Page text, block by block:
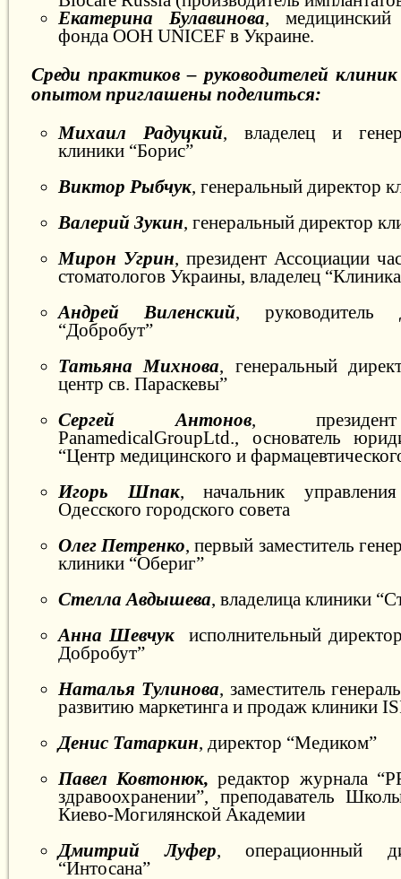
Екатерина Булавинова, медицинский
фонда ООН UNICEF в Украине.
Среди практиков – руководителей
опытом приглашены поделиться:
Михаил Радуцкий, владелец и
клиники “Борис”
Виктор Рыбчук, генеральный директор
Валерий Зукин, генеральный директор
Мирон Угрин, президент Ассоциации
стоматологов Украины, владелец
Андрей Виленский, руководитель
“Добробут”
Татьяна Михнова, генеральный
центр св. Параскевы”
Сергей Антонов,
PanamedicalGroupLtd., основатель
“Центр медицинского и
Игорь Шпак, начальник управления
Одесского городского совета
Олег Петренко, первый заместитель
клиники “Обериг”
Стелла Авдышева, владелица клиники
Анна Шевчук
исполнительный
Добробут”
Наталья Тулинова, заместитель
развитию маркетинга и продаж клиники
Денис Татаркин, директор “Медиком”
Павел Ковтонюк,редактор журнала
здравоохранении”, преподаватель
Киево-Могилянской Академии
Дмитрий Луфер, операционный
“Интосана”